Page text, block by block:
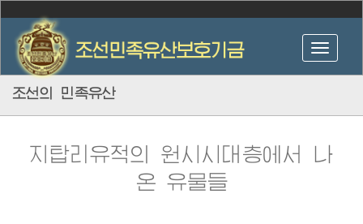
조선의 민족유산
지탑리유적의 원시시대층에서 나
온 유물들